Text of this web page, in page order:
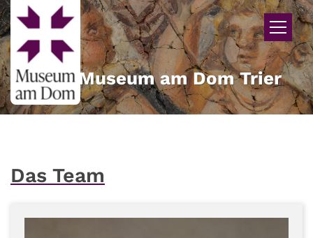
Zum Inhalt springen
Museum am Dom Trier
Das Team